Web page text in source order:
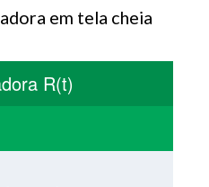
em tela cheia